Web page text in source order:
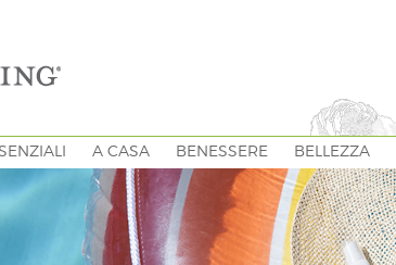
A CASA BENESSERE BELLEZZA